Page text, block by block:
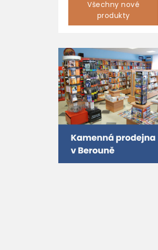
Všechny nové
produkty